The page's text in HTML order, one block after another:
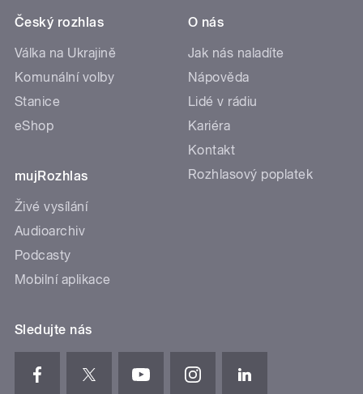
Český rozhlas
Válka na Ukrajině
Komunální volby
Stanice
eShop
mujRozhlas
Živé vysílání
Audioarchiv
Podcasty
Mobilní aplikace
O nás
Jak nás naladíte
Nápověda
Lidé v rádiu
Kariéra
Kontakt
Rozhlasový poplatek
Sledujte nás